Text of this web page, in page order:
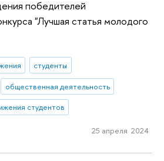
победителей
"Лучшая статья молодого
студенты
общественная деятельность
студентов
25 апреля 2024